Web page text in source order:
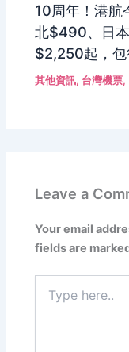
10周年！港
北$490、日
$2,250起，包
其他資訊, 台灣機票,
Leave a
Your email
fields are
here..